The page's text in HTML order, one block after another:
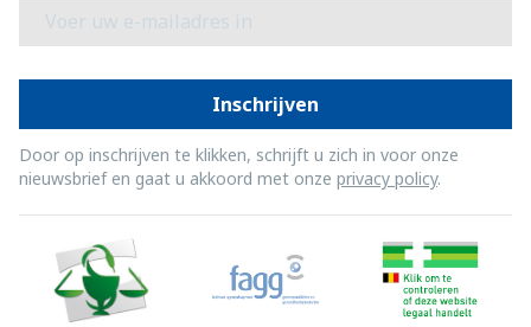
Inschrijven
Door op inschrijven te klikken, schrijft u zich in voor onze
nieuwsbrief en gaat u akkoord met onze privacy policy.